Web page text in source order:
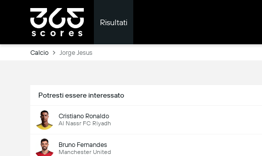
Risultati
Calcio Jorge Jesus
Potresti essere interessato
Cristiano Ronaldo
Al Nassr FC Riyadh
Bruno Fernandes
Manchester United